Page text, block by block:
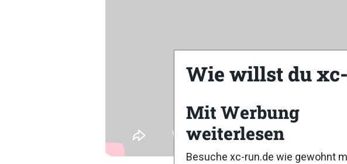
Wie willst du
Mit Werbung
weiterlesen
Besuche xc-run.de wie gewohnt